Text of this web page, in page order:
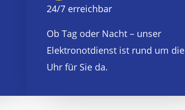
24/7 erreichbar
Ob Tag oder Nacht – unser
Elektronotdienst ist rund um die
Uhr für Sie da.